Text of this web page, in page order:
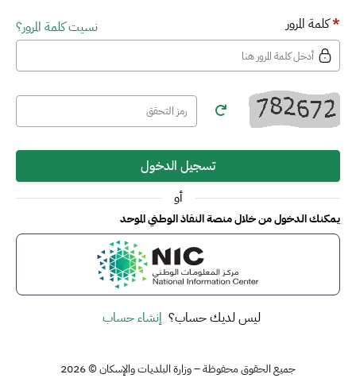
*كلمة المرور نسيت كلمة المرور؟
تسجيل الدخول
أو
يمكنك الدخول من خلال منصة النفاذ الوطني الموحد
ليس لديك حساب؟ إنشاء حساب
جميع الحقوق محفوظة – وزارة البلديات والإسكان © 2026